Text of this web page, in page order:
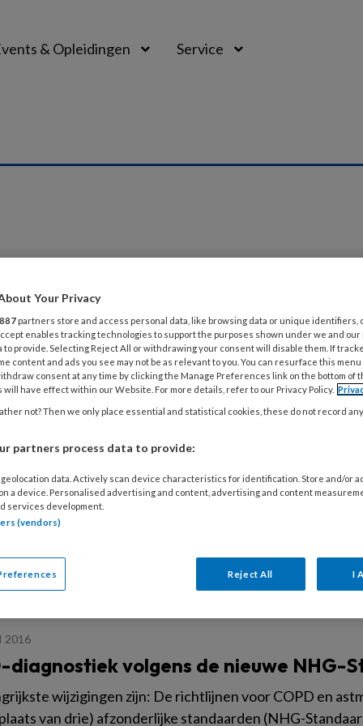
& Opleidingen Service
syndroom: een uitdaging voor
alom Regelmatig worden vraagtekens gezet bij de
Dit zou niet meer waarde hebben dan de afzonderlijke
maar naast je patiënt
In het augustusnummer van het Tijdschrift voor
we kennis met de heer Ververs, die van
2016
diagnostiek volgens de nieuwe NHG-
wijzigingen zijn: De richtlijnen voor COPD en
van drie) afzonderlijke standaarden (NHG-
Your Privacy
887 partners store and access personal data, like browsing data or unique identifiers,
enables tracking technologies to support the purposes shown under we and
to provide. Selecting Reject All or withdrawing your consent will disable them. If
content and ads you see may not be as relevant to you. You can resurface this
consent at any time by clicking the Manage Preferences link on the bottom of
will have effect within our Website. For more details, refer to our Privacy Policy.
not? Then we only place essential and statistical cookies, these do not record
partners process data to provide:
data. Actively scan device characteristics for identification. Store and/or
a device. Personalised advertising and content, advertising and content
services development.
(vendors)
Reject All I